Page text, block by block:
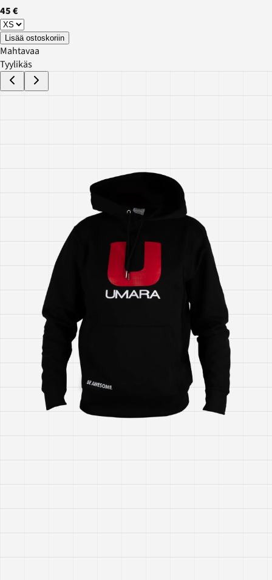
45 €
Lisää ostoskoriin
Mahtavaa
Tyylikäs